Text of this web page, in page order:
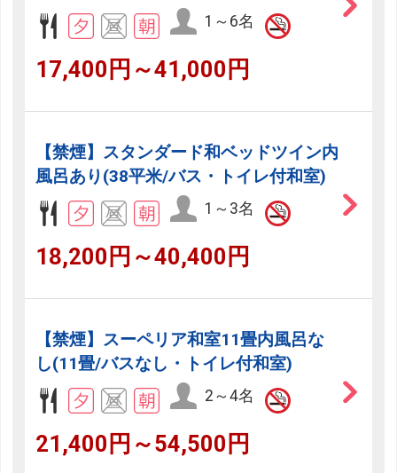
1～6名
17,400円～41,000円
【禁煙】スタンダード和ベッドツイン内
風呂あり(38平米/バス・トイレ付和室)
1～3名
18,200円～40,400円
【禁煙】スーペリア和室11畳内風呂な
し(11畳/バスなし・トイレ付和室)
2～4名
21,400円～54,500円